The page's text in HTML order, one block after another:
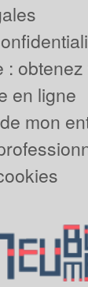
:
en ligne
mon